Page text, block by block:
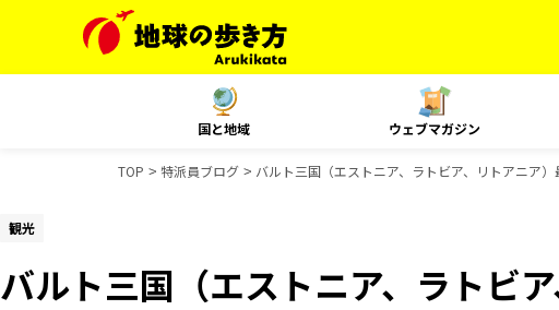
国と地域 ウェブマガジン
TOP 特派員ブログ バルト三国（エストニア、ラトビア、リトアニア
観光
バルト三国（エストニア、ラトビ